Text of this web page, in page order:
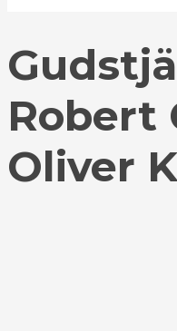
Robert
Oliver